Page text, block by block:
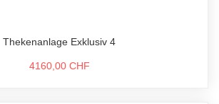
Thekenanlage Exklusiv 4
4160,00 CHF